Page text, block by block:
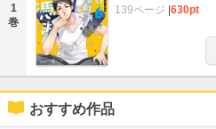
1
巻
139ページ |630pt
おすすめ作品